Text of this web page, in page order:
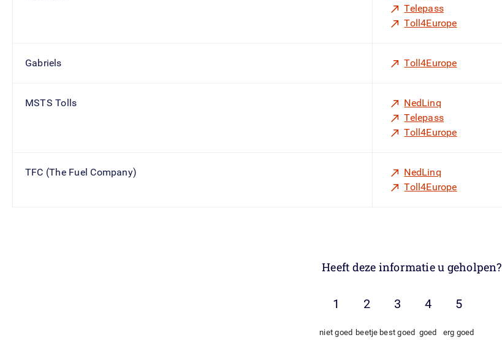
Telepass
Toll4Europe
Gabriels Toll4Europe
MSTS Tolls
NedLinq
Telepass
Toll4Europe
TFC (The Fuel Company)
NedLinq
Toll4Europe
Heeft deze informatie u geholpen?
niet goed beetje best goed goed erg goed